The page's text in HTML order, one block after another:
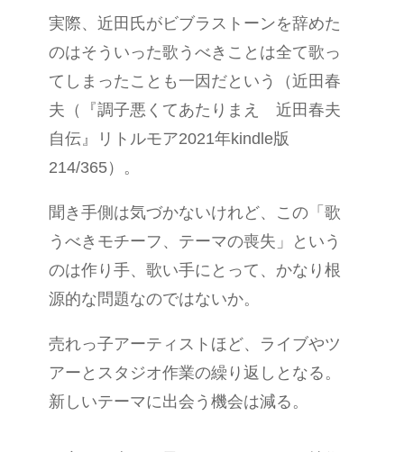
実際、近田氏がビブラストーンを辞めた
のはそういった歌うべきことは全て歌っ
てしまったことも一因だという（近田春
夫（『調子悪くてあたりまえ 近田春夫
自伝』リトルモア2021年kindle版
214/365）。
聞き手側は気づかないけれど、この「歌
うべきモチーフ、テーマの喪失」という
のは作り手、歌い手にとって、かなり根
源的な問題なのではないか。
売れっ子アーティストほど、ライブやツ
アーとスタジオ作業の繰り返しとなる。
新しいテーマに出会う機会は減る。